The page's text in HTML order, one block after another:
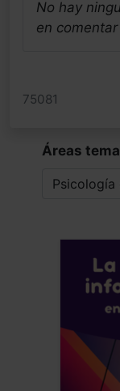
No hay
en comentar
75081
Áreas